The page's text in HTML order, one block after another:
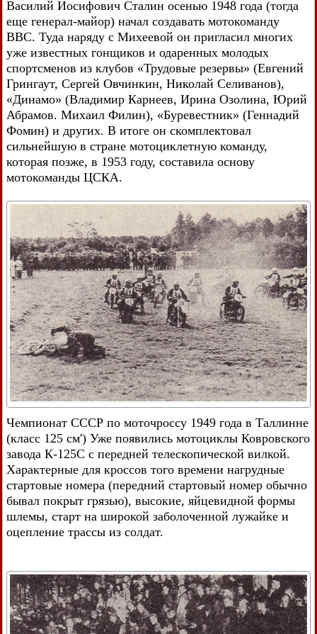
Василий Иосифович Сталин осенью 1948 года (тогда
еще генерал-майор) начал создавать мотокоманду
ВВС. Туда наряду с Михеевой он пригласил многих
уже известных гонщиков и одаренных молодых
спортсменов из клубов «Трудовые резервы» (Евгений
Грингаут, Сергей Овчинкин, Николай Селиванов),
«Динамо» (Владимир Карнеев, Ирина Озолина, Юрий
Абрамов. Михаил Филин), «Буревестник» (Геннадий
Фомин) и других. В итоге он скомплектовал
сильнейшую в стране мотоциклетную команду,
которая позже, в 1953 году, составила основу
мотокоманды ЦСКА.
Чемпионат СССР по моточроссу 1949 года в Таллинне
(класс 125 см') Уже появились мотоциклы Ковровского
завода К-125С с передней телескопической вилкой.
Характерные для кроссов того времени нагрудные
стартовые номера (передний стартовый номер обычно
бывал покрыт грязью), высокие, яйцевидной формы
шлемы, старт на широкой заболоченной лужайке и
оцепление трассы из солдат.